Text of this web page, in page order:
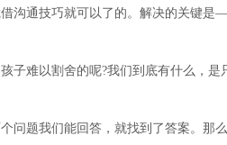
沟通技巧就可以了的。解决的关键
难以割舍的呢?我们到底有什么，是
题我们能回答，就找到了答案。那